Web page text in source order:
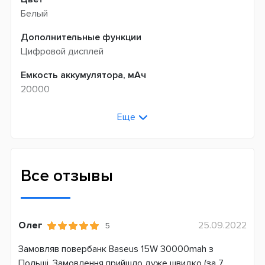
Белый
Дополнительные функции
Цифровой дисплей
Емкость аккумулятора, мАч
20000
microUSB
Быстрая зарядка устройств
Еще
Все отзывы
Олег 5
25.09.2022
Замовляв повербанк Baseus 15W 30000mah з